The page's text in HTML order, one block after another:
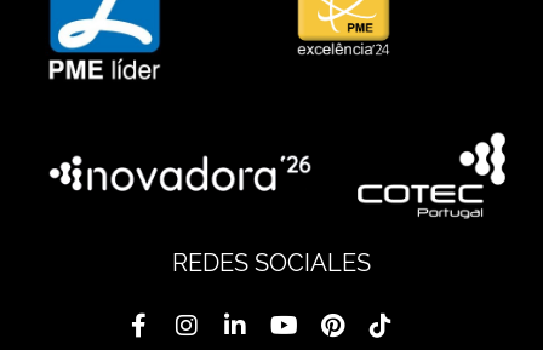
REDES SOCIALES